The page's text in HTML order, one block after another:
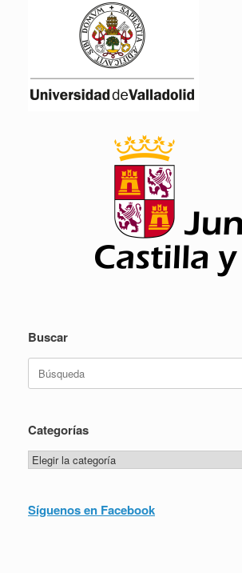
Buscar
Buscar:
Categorías
Categorías
Síguenos en Facebook